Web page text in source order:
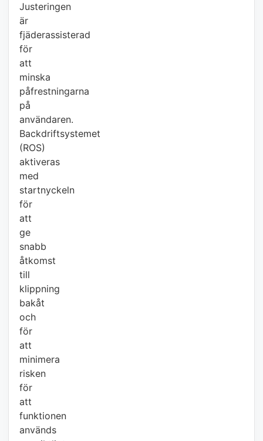
Justeringen
är
fjäderassisterad
för
att
minska
påfrestningarna
på
användaren.
Backdriftsystemet
(ROS)
aktiveras
med
startnyckeln
för
att
ge
snabb
åtkomst
till
klippning
bakåt
och
för
att
minimera
risken
för
att
funktionen
används